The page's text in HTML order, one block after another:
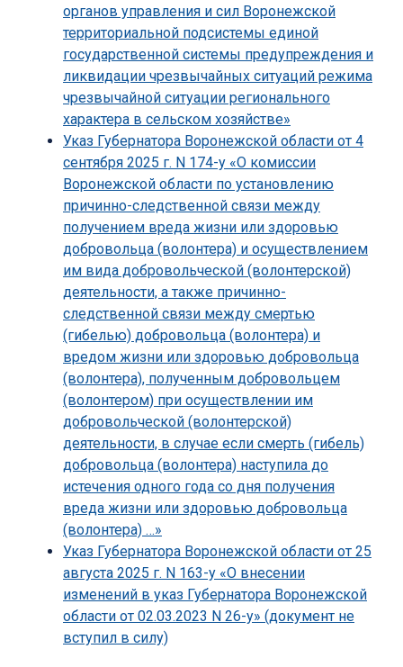
органов управления и сил Воронежской
территориальной подсистемы единой
государственной системы предупреждения и
ликвидации чрезвычайных ситуаций режима
чрезвычайной ситуации регионального
характера в сельском хозяйстве»
Указ Губернатора Воронежской области от 4
сентября 2025 г. N 174-у «О комиссии
Воронежской области по установлению
причинно-следственной связи между
получением вреда жизни или здоровью
добровольца (волонтера) и осуществлением
им вида добровольческой (волонтерской)
деятельности, а также причинно-
следственной связи между смертью
(гибелью) добровольца (волонтера) и
вредом жизни или здоровью добровольца
(волонтера), полученным добровольцем
(волонтером) при осуществлении им
добровольческой (волонтерской)
деятельности, в случае если смерть (гибель)
добровольца (волонтера) наступила до
истечения одного года со дня получения
вреда жизни или здоровью добровольца
(волонтера) …»
Указ Губернатора Воронежской области от 25
августа 2025 г. N 163-у «О внесении
изменений в указ Губернатора Воронежской
области от 02.03.2023 N 26-у» (документ не
вступил в силу)